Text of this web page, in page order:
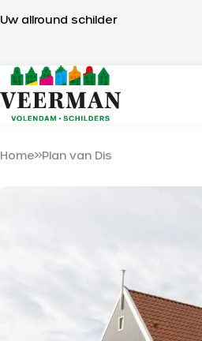
Uw allround schilder
Home Plan van Dis